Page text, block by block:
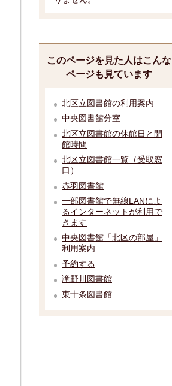
このページを見た人はこんな
ページも見ています
北区立図書館の利用案内
中央図書館分室
北区立図書館の休館日と開
館時間
北区立図書館一覧（受取窓
口）
赤羽図書館
一部図書館で無線LANによ
るインターネットが利用で
きます
中央図書館「北区の部屋」
利用案内
予約する
滝野川図書館
東十条図書館